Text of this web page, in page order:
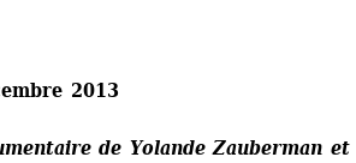
2013
de Yolande Zauberman